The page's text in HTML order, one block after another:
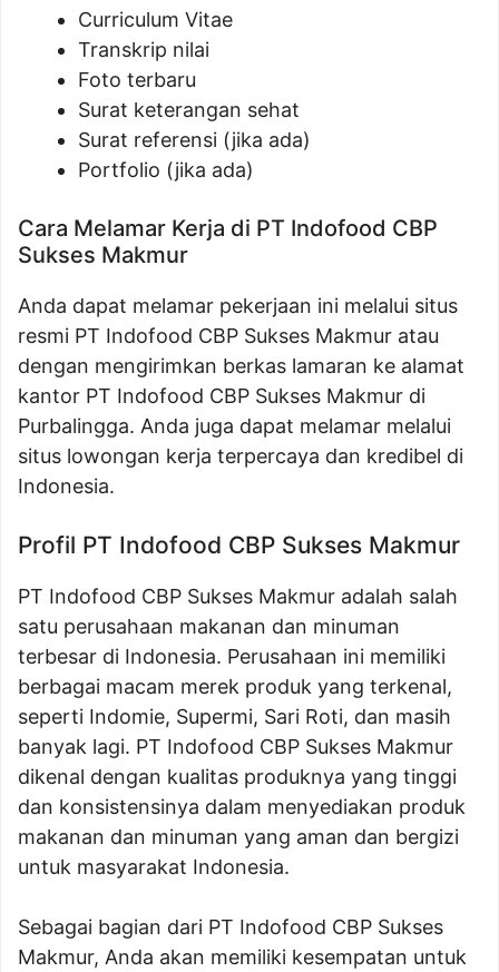
Curriculum Vitae
Transkrip nilai
Foto terbaru
Surat keterangan sehat
Surat referensi (jika ada)
Portfolio (jika ada)
Cara Melamar Kerja di PT Indofood CBP
Sukses Makmur
Anda dapat melamar pekerjaan ini melalui situs
resmi PT Indofood CBP Sukses Makmur atau
dengan mengirimkan berkas lamaran ke alamat
kantor PT Indofood CBP Sukses Makmur di
Purbalingga. Anda juga dapat melamar melalui
situs lowongan kerja terpercaya dan kredibel di
Indonesia.
Profil PT Indofood CBP Sukses Makmur
PT Indofood CBP Sukses Makmur adalah salah
satu perusahaan makanan dan minuman
terbesar di Indonesia. Perusahaan ini memiliki
berbagai macam merek produk yang terkenal,
seperti Indomie, Supermi, Sari Roti, dan masih
banyak lagi. PT Indofood CBP Sukses Makmur
dikenal dengan kualitas produknya yang tinggi
dan konsistensinya dalam menyediakan produk
makanan dan minuman yang aman dan bergizi
untuk masyarakat Indonesia.
Sebagai bagian dari PT Indofood CBP Sukses
Makmur, Anda akan memiliki kesempatan untuk